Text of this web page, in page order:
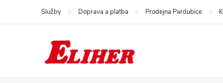
Služby Doprava a platba Prodejna Pardubice